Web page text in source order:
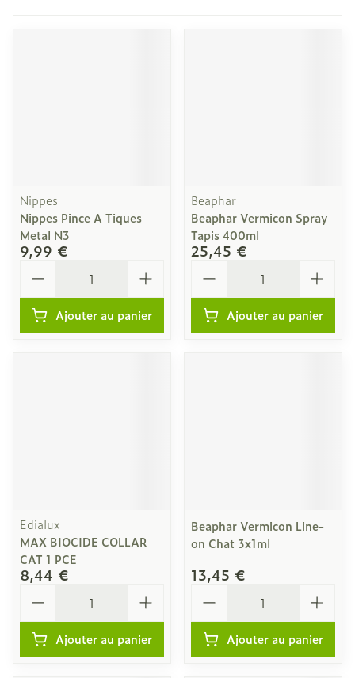
Nippes
Nippes Pince A Tiques
Metal N3
9,99 €
Ajouter au panier
Beaphar
Beaphar Vermicon Spray
Tapis 400ml
25,45 €
Ajouter au panier
Edialux
MAX BIOCIDE COLLAR
CAT 1 PCE
8,44 €
Ajouter au panier
Beaphar Vermicon Line-
on Chat 3x1ml
13,45 €
Ajouter au panier